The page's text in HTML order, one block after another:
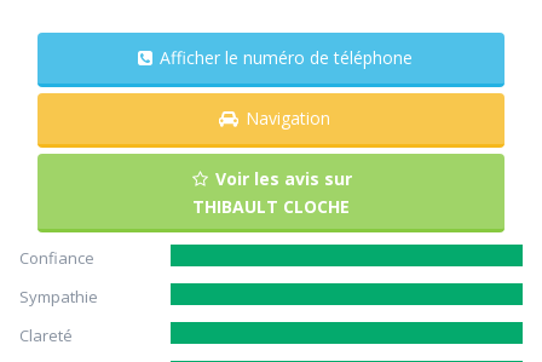
Afficher le numéro de téléphone
Navigation
Voir les avis sur
THIBAULT CLOCHE
Confiance
Sympathie
Clareté